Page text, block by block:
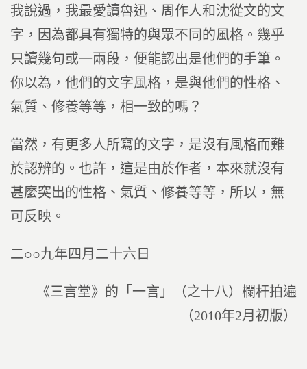
我說過，我最愛讀魯迅、周作人和沈從文的文
字，因為都具有獨特的與眾不同的風格。幾乎
只讀幾句或一兩段，便能認出是他們的手筆。
你以為，他們的文字風格，是與他們的性格、
氣質、修養等等，相一致的嗎？
當然，有更多人所寫的文字，是沒有風格而難
於認辨的。也許，這是由於作者，本來就沒有
甚麼突出的性格、氣質、修養等等，所以，無
可反映。
二○○九年四月二十六日
《三言堂》的「一言」（之十八）欄杆拍遍
（2010年2月初版）